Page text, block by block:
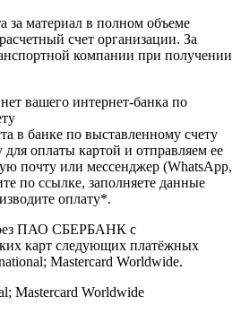
за материал в полном объеме
счет организации. За
компании при получении
вашего интернет-банка по
в банке по выставленному счету
оплаты картой и отправляем ее
почту или мессенджер (WhatsApp,
по ссылке, заполняете данные
оплату*.
ПАО СБЕРБАНК с
карт следующих платёжных
Mastercard Worldwide.